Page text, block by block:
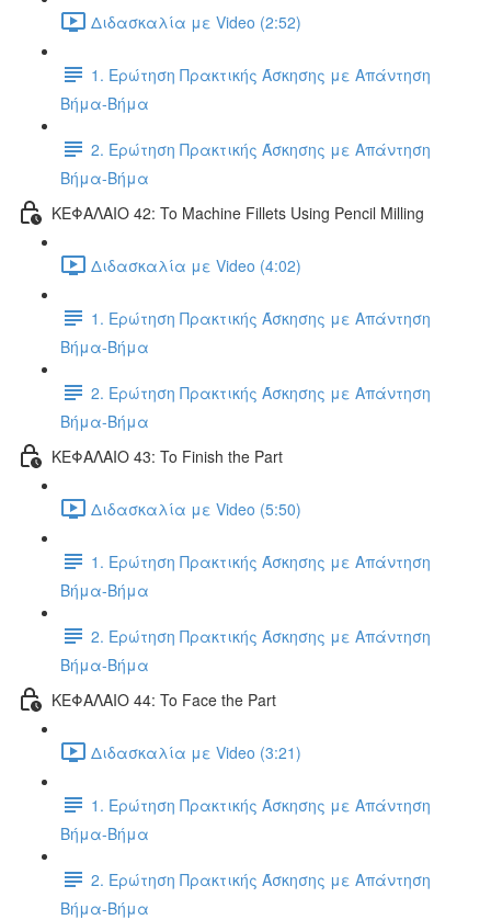
Διδασκαλία με Video (2:52)
1. Ερώτηση Πρακτικής Άσκησης με Απάντηση
Βήμα-Βήμα
2. Ερώτηση Πρακτικής Άσκησης με Απάντηση
Βήμα-Βήμα
ΚΕΦΑΛΑΙΟ 42: To Machine Fillets Using Pencil Milling
Διδασκαλία με Video (4:02)
1. Ερώτηση Πρακτικής Άσκησης με Απάντηση
Βήμα-Βήμα
2. Ερώτηση Πρακτικής Άσκησης με Απάντηση
Βήμα-Βήμα
ΚΕΦΑΛΑΙΟ 43: To Finish the Part
Διδασκαλία με Video (5:50)
1. Ερώτηση Πρακτικής Άσκησης με Απάντηση
Βήμα-Βήμα
2. Ερώτηση Πρακτικής Άσκησης με Απάντηση
Βήμα-Βήμα
ΚΕΦΑΛΑΙΟ 44: To Face the Part
Διδασκαλία με Video (3:21)
1. Ερώτηση Πρακτικής Άσκησης με Απάντηση
Βήμα-Βήμα
2. Ερώτηση Πρακτικής Άσκησης με Απάντηση
Βήμα-Βήμα